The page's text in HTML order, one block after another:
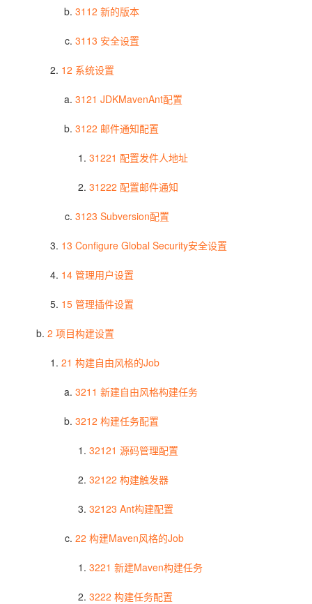
3112 新的版本
3113 安全设置
12 系统设置
3121 JDKMavenAnt配置
3122 邮件通知配置
31221 配置发件人地址
31222 配置邮件通知
3123 Subversion配置
13 Configure Global Security安全设置
14 管理用户设置
15 管理插件设置
2 项目构建设置
21 构建自由风格的Job
3211 新建自由风格构建任务
3212 构建任务配置
32121 源码管理配置
32122 构建触发器
32123 Ant构建配置
22 构建Maven风格的Job
3221 新建Maven构建任务
3222 构建任务配置